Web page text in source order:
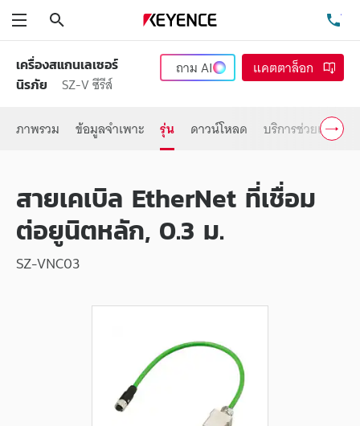
เครื่องสแกนเลเซอร์
นิรภัย
SZ-V ซีรีส์
ถามAI แคตตาล็อก
ภาพรวม ข้อมูลจำเพาะ รุ่น ดาวน์โหลด บริการช่วยเหลือ
สายเคเบิล EtherNet ที่เชื่อม
ต่อยูนิตหลัก, 0.3 ม.
SZ-VNC03